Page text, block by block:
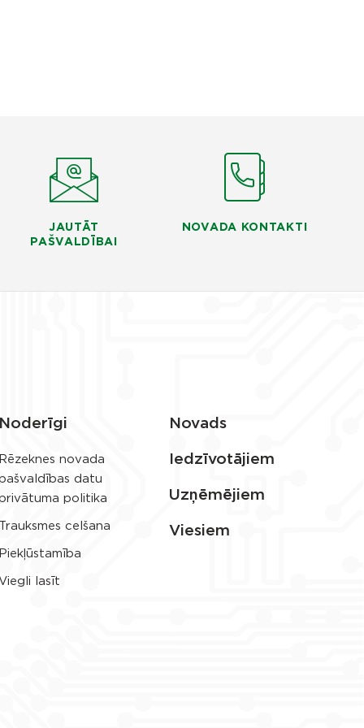
JAUTĀT
PAŠVALDĪBAI
NOVADA KONTAKTI
Noderīgi
Rēzeknes novada
datu
politika
Trauksmes celšana
Piekļūstamība
Viegli lasīt
Novads
Iedzīvotājiem
Uzņēmējiem
Viesiem